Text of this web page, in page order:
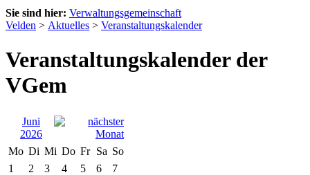
Sie sind hier: Verwaltungsgemeinschaft
Velden > Aktuelles > Veranstaltungskalender
Veranstaltungskalender der
VGem
Juni
2026
Mo Di Mi Do Fr Sa So
1
2 3 4 5 6
7